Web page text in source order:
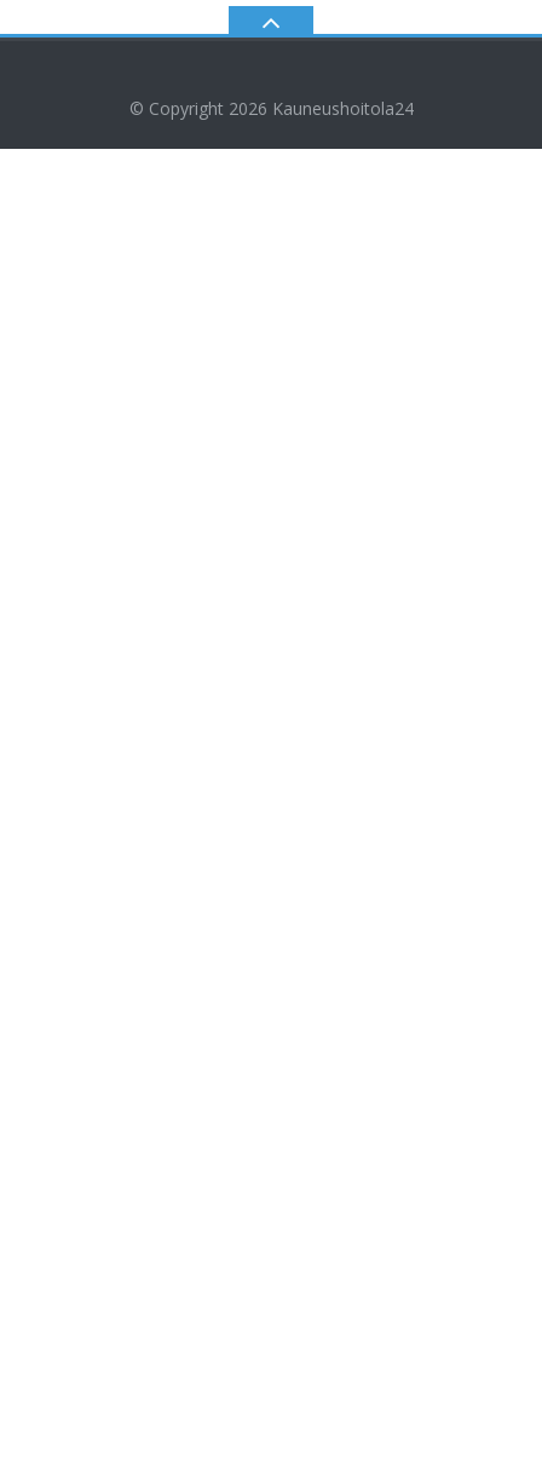
© Copyright 2026 Kauneushoitola24